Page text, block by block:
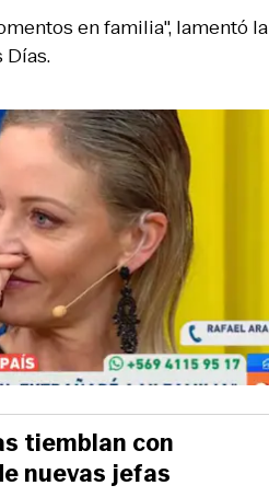
en familia", lamentó la
tiemblan con
nuevas jefas